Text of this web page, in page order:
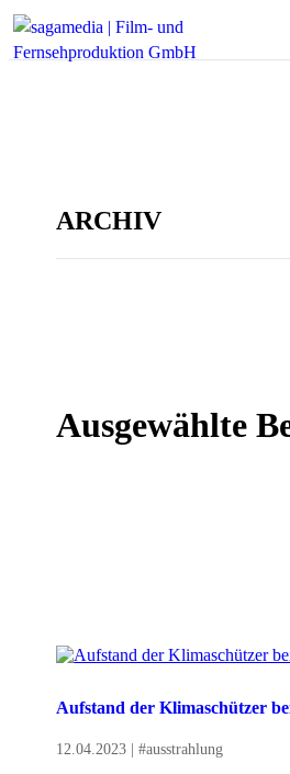
ARCHIV
Ausgewählte
Aufstand der Klimaschützer
12.04.2023 |#ausstrahlung